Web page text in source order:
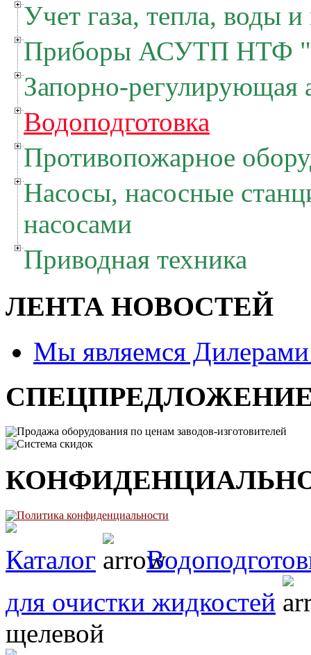
Учет газа, тепла, воды и
Приборы АСУТП НТФ
Запорно-регулирующая
Водоподготовка
Противопожарное
Насосы, насосные
насосами
Приводная техника
ЛЕНТА НОВОСТЕЙ
Мы являемся
Продажа оборудования по ценам заводов-изготовителей
Система скидок
Политика конфиденциальности
Каталог
для очистки жидкостей
щелевой